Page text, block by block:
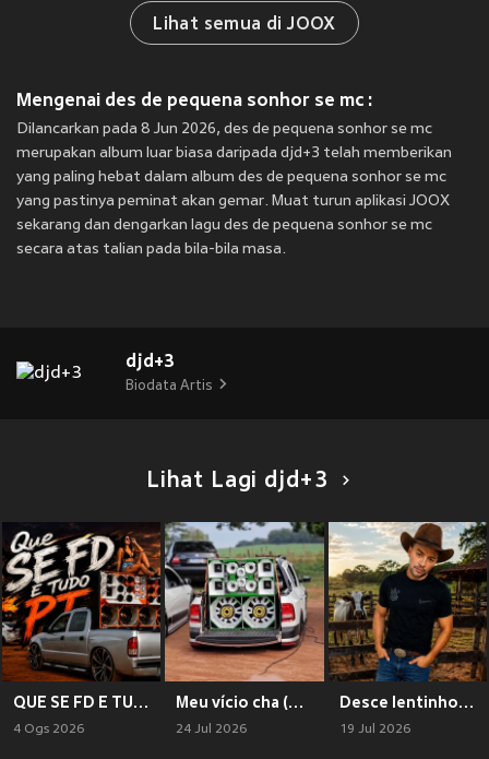
Lihat semua di JOOX
Mengenai des de pequena sonhor se mc :
Dilancarkan pada 8 Jun 2026, des de pequena sonhor se mc
merupakan album luar biasa daripada djd+3 telah memberikan
yang paling hebat dalam album des de pequena sonhor se mc
yang pastinya peminat akan gemar. Muat turun aplikasi JOOX
sekarang dan dengarkan lagu des de pequena sonhor se mc
secara atas talian pada bila-bila masa.
djd+3
Biodata Artis
Lihat Lagi djd+3
QUE SE FD E TUDO PT (Explicit)
4 Ogs 2026
Meu vício cha (Explicit)
24 Jul 2026
Desce lentinho piseiro (Explicit)
19 Jul 2026